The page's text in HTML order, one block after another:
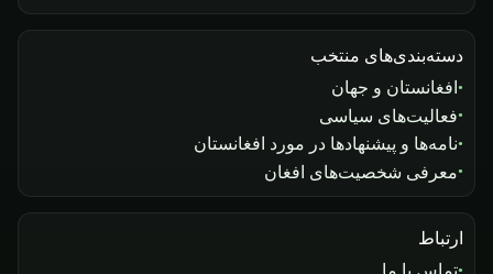
دسته‌بندی‌های منتخب
افغانستان و جهان
فعالیت‌های سیاسی
نامه‌ها و پیشنهادها در مورد افغانستان
معرفی شخصیت‌های افغان
ارتباط